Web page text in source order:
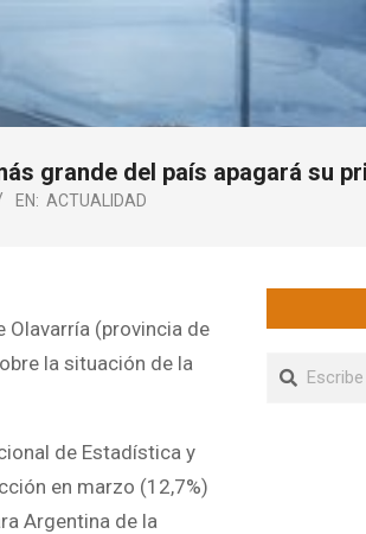
grande del país apagará su
EN: ACTUALIDAD
Olavarría (provincia de
la situación de la
de Estadística y
en marzo (12,7%)
Argentina de la
Buscar